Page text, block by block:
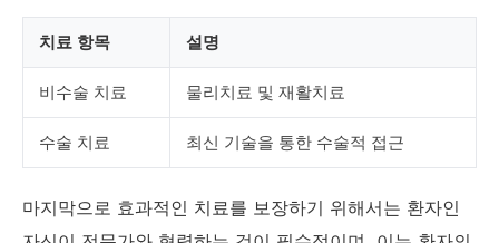
치료 항목 설명
비수술 치료 물리치료 및 재활치료
수술 치료 최신 기술을 통한 수술적 접근
마지막으로 효과적인 치료를 보장하기 위해서는 환자인